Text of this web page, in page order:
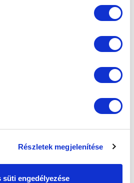
Részletek megjelenítése
süti engedélyezése
BUDAPEST - BUDAPEST